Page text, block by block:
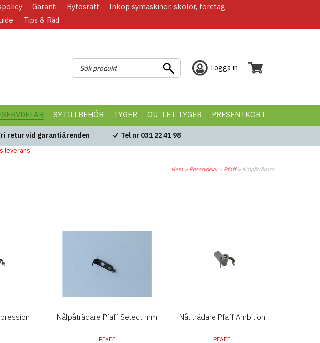
Garanti Bytesrätt
Inköp symaskiner, skolor, företag
Tips & Råd
Logga in
SYTILLBEHÖR TYGER OUTLET TYGER PRESENTKORT
retur vid garantiärenden Tel nr 031 22 41 98
leverans
Hem » Reservdelar» Pfaff» Nålpåträdare
Nålpåträdare Pfaff Select mm
PFAFF
Nåliträdare Pfaff Ambition
PFAFF